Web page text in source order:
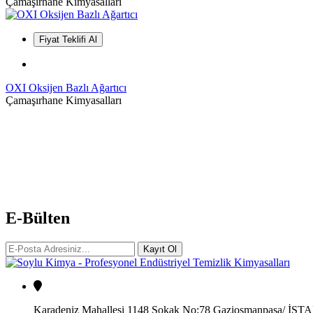
Fiyat Teklifi Al
OXI Oksijen Bazlı Ağartıcı
Çamaşırhane Kimyasalları
E-Bülten
Kayıt Ol
Karadeniz Mahallesi 1148 Sokak No:78 Gaziosmanpaşa/